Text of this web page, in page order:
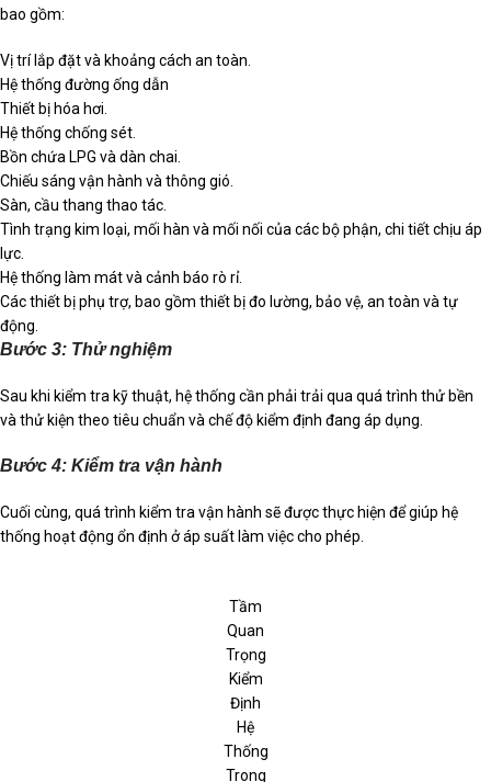
bao gồm:
Vị trí lắp đặt và khoảng cách an toàn.
Hệ thống đường ống dẫn
Thiết bị hóa hơi.
Hệ thống chống sét.
Bồn chứa LPG và dàn chai.
Chiếu sáng vận hành và thông gió.
Sàn, cầu thang thao tác.
Tình trạng kim loại, mối hàn và mối nối của các bộ phận, chi tiết chịu áp
lực.
Hệ thống làm mát và cảnh báo rò rỉ.
Các thiết bị phụ trợ, bao gồm thiết bị đo lường, bảo vệ, an toàn và tự
động.
Bước 3: Thử nghiệm
Sau khi kiểm tra kỹ thuật, hệ thống cần phải trải qua quá trình thử bền
và thử kiện theo tiêu chuẩn và chế độ kiểm định đang áp dụng.
Bước 4: Kiểm tra vận hành
Cuối cùng, quá trình kiểm tra vận hành sẽ được thực hiện để giúp hệ
thống hoạt động ổn định ở áp suất làm việc cho phép.
Tầm
Quan
Trọng
Kiểm
Định
Hệ
Thống
Trong